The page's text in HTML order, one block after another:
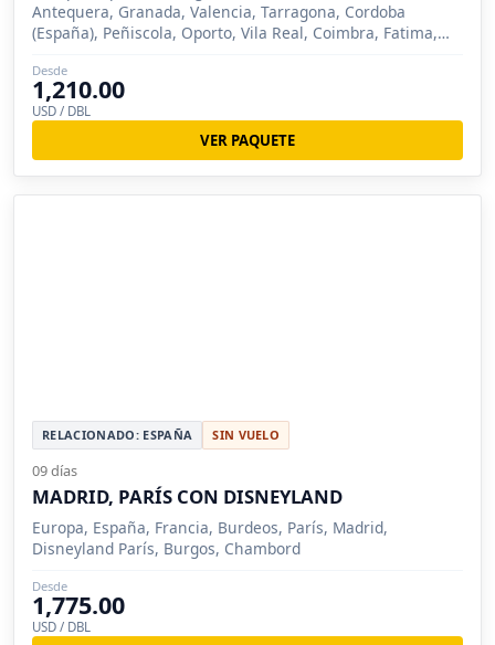
Antequera, Granada, Valencia, Tarragona, Cordoba
(España), Peñiscola, Oporto, Vila Real, Coimbra, Fatima,
Desde
1,210.00
USD / DBL
VER PAQUETE
RELACIONADO: ESPAÑA SIN VUELO
09 días
MADRID, PARÍS CON DISNEYLAND
Europa, España, Francia, Burdeos, París, Madrid,
Disneyland París, Burgos, Chambord
Desde
1,775.00
USD / DBL